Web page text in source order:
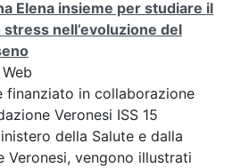
Elena insieme per studiare il
nell’evoluzione del
finanziato in collaborazione
Veronesi ISS 15
della Salute e dalla
Veronesi, vengono illustrati